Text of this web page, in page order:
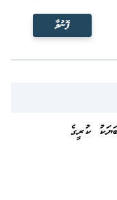
ފޮނުވާ
ކުރީގެ